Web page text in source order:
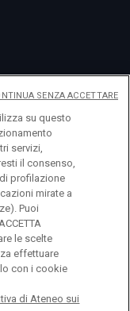
su questo
servizi,
il consenso,
profilazione
mirate a
Puoi
le scelte
effettuare
con i cookie
di Ateneo sui
SENZA ACCETTARE